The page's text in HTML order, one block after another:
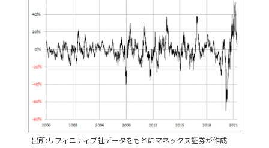
出所:リフィニティブ社データをもとにマネックス証券が作成